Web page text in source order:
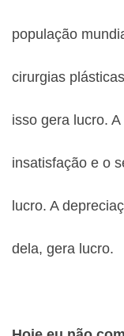
população
cirurgias
isso gera lucro.
insatisfação e o
lucro. A
dela, gera lucro.